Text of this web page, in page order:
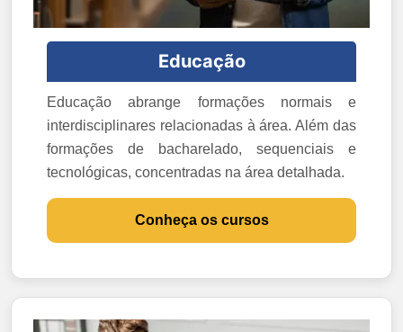
Educação
Educação abrange formações normais e
interdisciplinares relacionadas à área. Além das
formações de bacharelado, sequenciais e
tecnológicas, concentradas na área detalhada.
Conheça os cursos